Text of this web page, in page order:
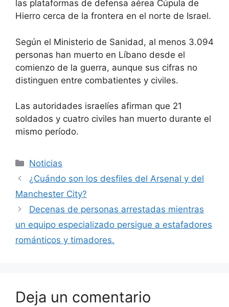
las plataformas de defensa aérea Cúpula de
Hierro cerca de la frontera en el norte de Israel.
Según el Ministerio de Sanidad, al menos 3.094
personas han muerto en Líbano desde el
comienzo de la guerra, aunque sus cifras no
distinguen entre combatientes y civiles.
Las autoridades israelíes afirman que 21
soldados y cuatro civiles han muerto durante el
mismo período.
Categorías
Noticias
¿Cuándo son los desfiles del Arsenal y del
Manchester City?
Decenas de personas arrestadas mientras
un equipo especializado persigue a estafadores
románticos y timadores.
Deja un comentario